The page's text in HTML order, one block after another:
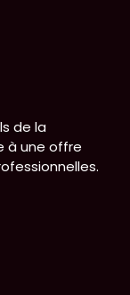
de la
à une offre